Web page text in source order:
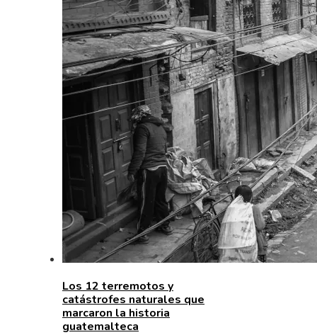
Los 12 terremotos y
catástrofes naturales que
marcaron la historia
guatemalteca